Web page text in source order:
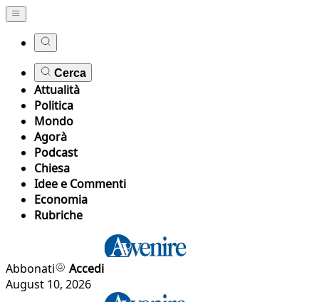
Cerca
Attualità
Politica
Mondo
Agorà
Podcast
Chiesa
Idee e Commenti
Economia
Rubriche
Abbonati
Accedi
August 10, 2026